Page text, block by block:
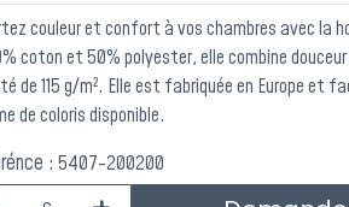
couleur et confort à vos chambres avec la
coton et 50% polyester, elle combine
de 115 g/m². Elle est fabriquée en Europe et
de coloris disponible.
: 5407-200200